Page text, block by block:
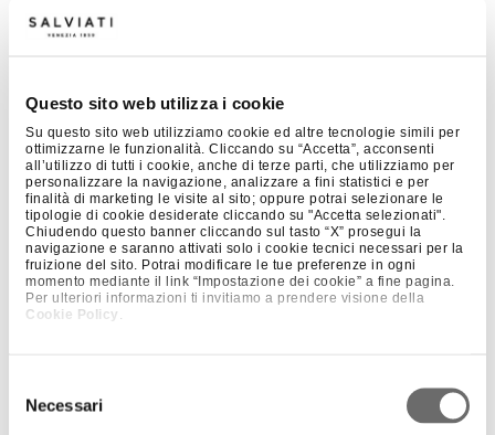
Questo sito web utilizza i cookie
Su questo sito web utilizziamo cookie ed altre tecnologie simili per
ottimizzarne le funzionalità. Cliccando su “Accetta”, acconsenti
all’utilizzo di tutti i cookie, anche di terze parti, che utilizziamo per
personalizzare la navigazione, analizzare a fini statistici e per
finalità di marketing le visite al sito; oppure potrai selezionare le
tipologie di cookie desiderate cliccando su "Accetta selezionati".
Chiudendo questo banner cliccando sul tasto “X” prosegui la
navigazione e saranno attivati solo i cookie tecnici necessari per la
fruizione del sito. Potrai modificare le tue preferenze in ogni
momento mediante il link “Impostazione dei cookie” a fine pagina.
Per ulteriori informazioni ti invitiamo a prendere visione della
Cookie Policy
delNecessari
BOLD – FLAT SMALL + 1